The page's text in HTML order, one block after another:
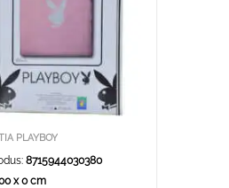
PLAYBOY
8715944030380
x 0 cm